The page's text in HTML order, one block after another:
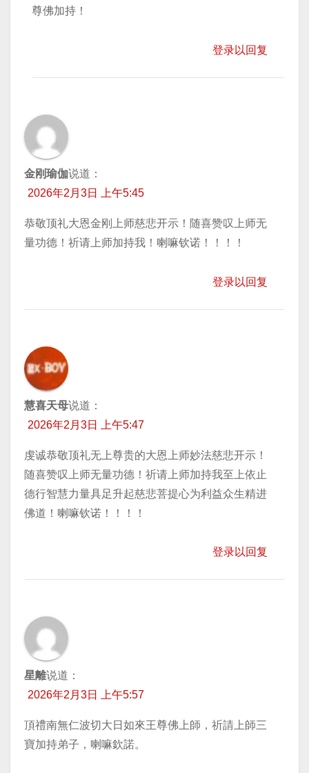
尊佛加持！
登录以回复
金刚瑜伽说道：
2026年2月3日 上午5:45
恭敬顶礼大恩金刚上师慈悲开示！随喜赞叹上师无
量功德！祈请上师加持我！喇嘛钦诺！！！！
登录以回复
慧喜天母说道：
2026年2月3日 上午5:47
虔诚恭敬顶礼无上尊贵的大恩上师妙法慈悲开示！
随喜赞叹上师无量功德！祈请上师加持我至上依止
德行智慧力量具足升起慈悲菩提心为利益众生精进
佛道！喇嘛钦诺！！！！
登录以回复
星離说道：
2026年2月3日 上午5:57
頂禮南無仁波切大日如來王尊佛上師，祈請上師三
寶加持弟子，喇嘛欽諾。